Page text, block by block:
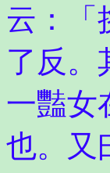
云：「
了反。
一豔女
也。又